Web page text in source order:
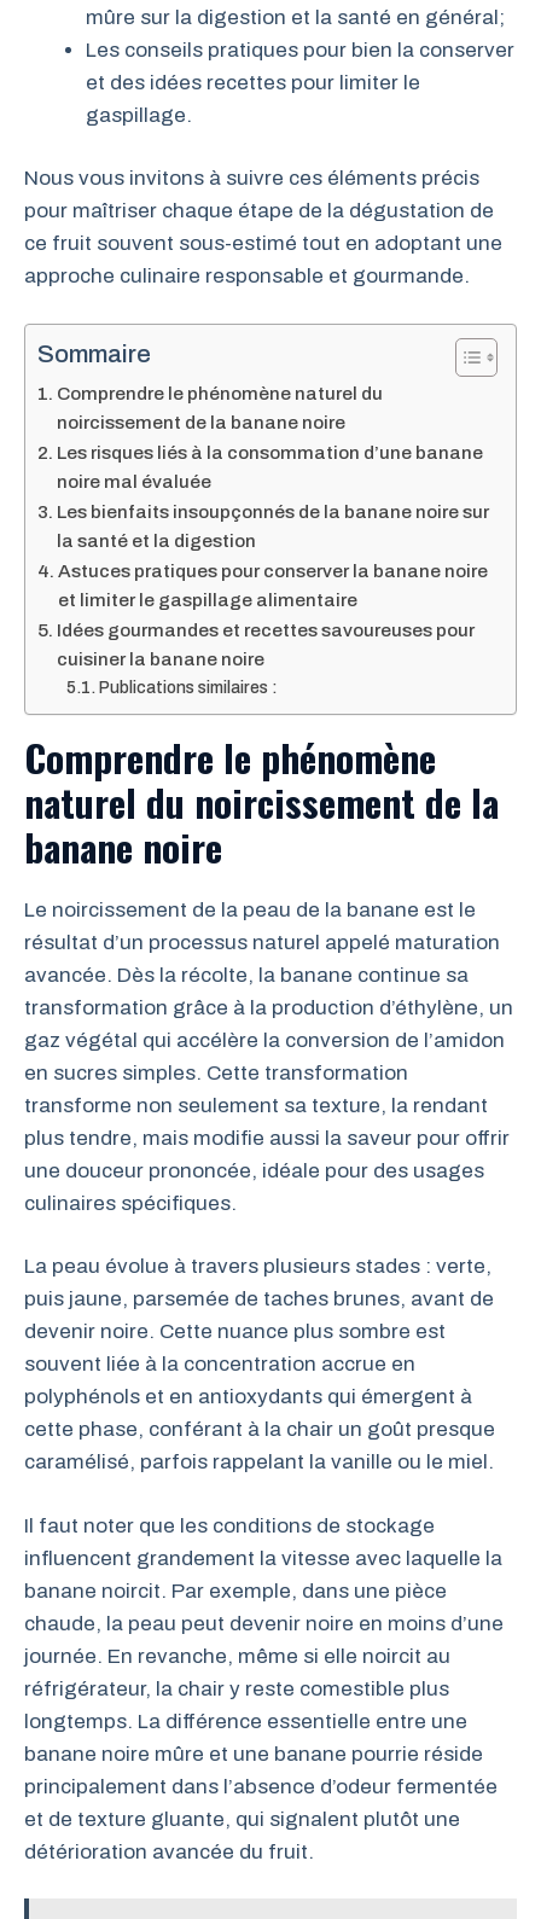
mûre sur la digestion et la santé en général;
Les conseils pratiques pour bien la conserver
et des idées recettes pour limiter le
gaspillage.
Nous vous invitons à suivre ces éléments précis
pour maîtriser chaque étape de la dégustation de
ce fruit souvent sous-estimé tout en adoptant une
approche culinaire responsable et gourmande.
Sommaire
Comprendre le phénomène naturel du
noircissement de la banane noire
Les risques liés à la consommation d’une banane
noire mal évaluée
Les bienfaits insoupçonnés de la banane noire sur
la santé et la digestion
Astuces pratiques pour conserver la banane noire
et limiter le gaspillage alimentaire
Idées gourmandes et recettes savoureuses pour
cuisiner la banane noire
Publications similaires :
Comprendre le phénomène
naturel du noircissement de la
banane noire
Le noircissement de la peau de la banane est le
résultat d’un processus naturel appelé maturation
avancée. Dès la récolte, la banane continue sa
transformation grâce à la production d’éthylène, un
gaz végétal qui accélère la conversion de l’amidon
en sucres simples. Cette transformation
transforme non seulement sa texture, la rendant
plus tendre, mais modifie aussi la saveur pour offrir
une douceur prononcée, idéale pour des usages
culinaires spécifiques.
La peau évolue à travers plusieurs stades : verte,
puis jaune, parsemée de taches brunes, avant de
devenir noire. Cette nuance plus sombre est
souvent liée à la concentration accrue en
polyphénols et en antioxydants qui émergent à
cette phase, conférant à la chair un goût presque
caramélisé, parfois rappelant la vanille ou le miel.
Il faut noter que les conditions de stockage
influencent grandement la vitesse avec laquelle la
banane noircit. Par exemple, dans une pièce
chaude, la peau peut devenir noire en moins d’une
journée. En revanche, même si elle noircit au
réfrigérateur, la chair y reste comestible plus
longtemps. La différence essentielle entre une
banane noire mûre et une banane pourrie réside
principalement dans l’absence d’odeur fermentée
et de texture gluante, qui signalent plutôt une
détérioration avancée du fruit.